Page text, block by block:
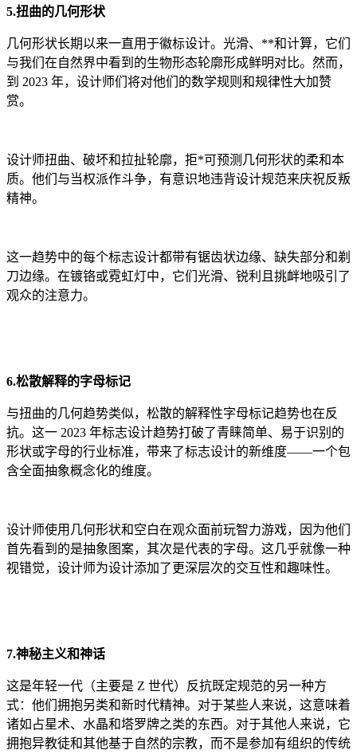
5.扭曲的几何形状
几何形状长期以来一直用于徽标设计。光滑、**和计算，它们
与我们在自然界中看到的生物形态轮廓形成鲜明对比。然而，
到 2023 年，设计师们将对他们的数学规则和规律性大加赞
赏。
设计师扭曲、破坏和拉扯轮廓，拒*可预测几何形状的柔和本
质。他们与当权派作斗争，有意识地违背设计规范来庆祝反叛
精神。
这一趋势中的每个标志设计都带有锯齿状边缘、缺失部分和剃
刀边缘。在镀铬或霓虹灯中，它们光滑、锐利且挑衅地吸引了
观众的注意力。
6.松散解释的字母标记
与扭曲的几何趋势类似，松散的解释性字母标记趋势也在反
抗。这一 2023 年标志设计趋势打破了青睐简单、易于识别的
形状或字母的行业标准，带来了标志设计的新维度——一个包
含全面抽象概念化的维度。
设计师使用几何形状和空白在观众面前玩智力游戏，因为他们
首先看到的是抽象图案，其次是代表的字母。这几乎就像一种
视错觉，设计师为设计添加了更深层次的交互性和趣味性。
7.神秘主义和神话
这是年轻一代（主要是 Z 世代）反抗既定规范的另一种方
式：他们拥抱另类和新时代精神。对于某些人来说，这意味着
诸如占星术、水晶和塔罗牌之类的东西。对于其他人来说，它
拥抱异教徒和其他基于自然的宗教，而不是参加有组织的传统